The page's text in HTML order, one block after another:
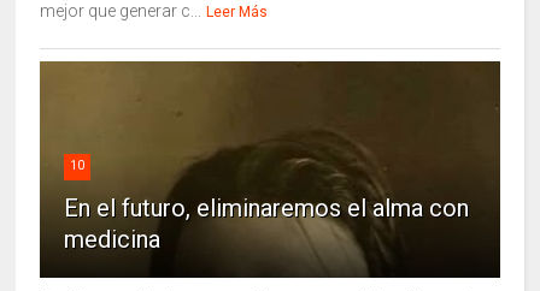
mejor que generar c...
Leer Más
10
En el futuro, eliminaremos el alma con
medicina